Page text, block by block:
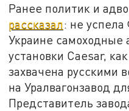
Ранее политик и
рассказал: не успела
Украине самоходные
установки Caesar,
захвачена русскими
на Уралвагонзавод
Представитель